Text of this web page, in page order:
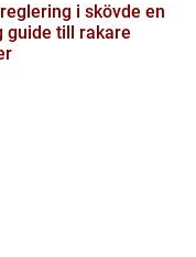
i skövde en
guide till rakare